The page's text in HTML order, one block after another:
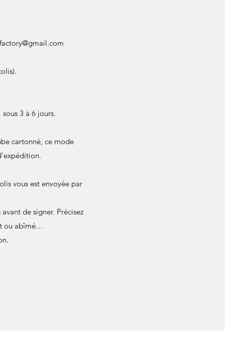
3 à 6 jours.
cartonné, ce mode
vous est envoyée par
de signer. Précisez
ou abîmé…